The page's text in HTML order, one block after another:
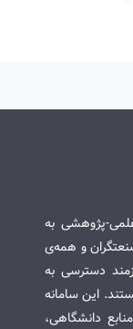
پژوهشی به
و همه‌ی
دسترسی به
این سامانه
دانشگاهی،